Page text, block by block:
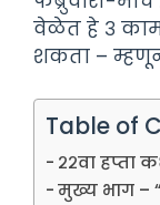
वेळेत हे ३
शकता –
Table of
२२वा हप्ता
मुख्य भाग –